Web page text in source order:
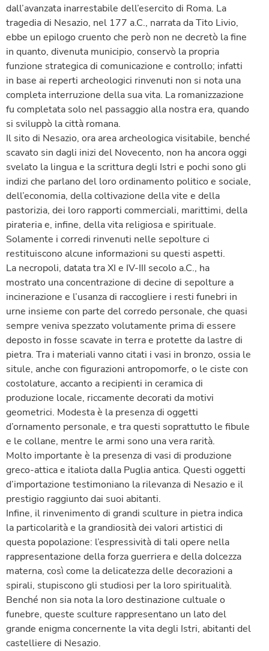
dall’avanzata inarrestabile dell’esercito di Roma. La
tragedia di Nesazio, nel 177 a.C., narrata da Tito Livio,
ebbe un epilogo cruento che però non ne decretò la fine
in quanto, divenuta municipio, conservò la propria
funzione strategica di comunicazione e controllo; infatti
in base ai reperti archeologici rinvenuti non si nota una
completa interruzione della sua vita. La romanizzazione
fu completata solo nel passaggio alla nostra era, quando
si sviluppò la città romana.
Il sito di Nesazio, ora area archeologica visitabile, benché
scavato sin dagli inizi del Novecento, non ha ancora oggi
svelato la lingua e la scrittura degli Istri e pochi sono gli
indizi che parlano del loro ordinamento politico e sociale,
dell’economia, della coltivazione della vite e della
pastorizia, dei loro rapporti commerciali, marittimi, della
pirateria e, infine, della vita religiosa e spirituale.
Solamente i corredi rinvenuti nelle sepolture ci
restituiscono alcune informazioni su questi aspetti.
La necropoli, datata tra XI e IV-III secolo a.C., ha
mostrato una concentrazione di decine di sepolture a
incinerazione e l’usanza di raccogliere i resti funebri in
urne insieme con parte del corredo personale, che quasi
sempre veniva spezzato volutamente prima di essere
deposto in fosse scavate in terra e protette da lastre di
pietra. Tra i materiali vanno citati i vasi in bronzo, ossia le
situle, anche con figurazioni antropomorfe, o le ciste con
costolature, accanto a recipienti in ceramica di
produzione locale, riccamente decorati da motivi
geometrici. Modesta è la presenza di oggetti
d’ornamento personale, e tra questi soprattutto le fibule
e le collane, mentre le armi sono una vera rarità.
Molto importante è la presenza di vasi di produzione
greco-attica e italiota dalla Puglia antica. Questi oggetti
d’importazione testimoniano la rilevanza di Nesazio e il
prestigio raggiunto dai suoi abitanti.
Infine, il rinvenimento di grandi sculture in pietra indica
la particolarità e la grandiosità dei valori artistici di
questa popolazione: l’espressività di tali opere nella
rappresentazione della forza guerriera e della dolcezza
materna, così come la delicatezza delle decorazioni a
spirali, stupiscono gli studiosi per la loro spiritualità.
Benché non sia nota la loro destinazione cultuale o
funebre, queste sculture rappresentano un lato del
grande enigma concernente la vita degli Istri, abitanti del
castelliere di Nesazio.